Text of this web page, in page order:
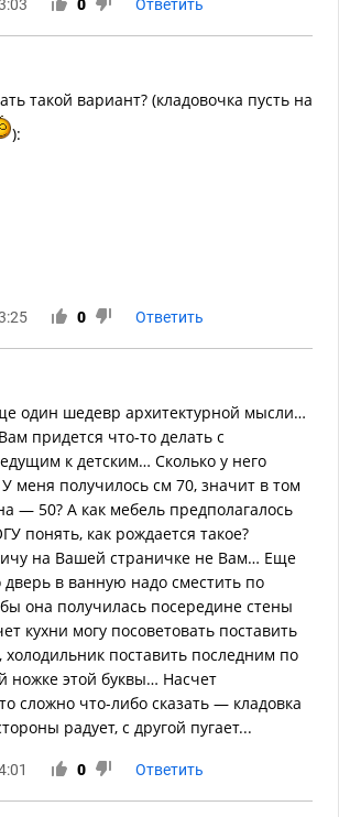
0 Ответить
такой вариант? (кладовочка пусть на
):
0 Ответить
один шедевр архитектурной мысли…
придется что-то делать с
к детским… Сколько у него
меня получилось см 70, значит в том
— 50? А как мебель предполагалось
понять, как рождается такое?
на Вашей страничке не Вам… Еще
дверь в ванную надо сместить по
она получилась посередине стены
кухни могу посоветовать поставить
холодильник поставить последним по
ножке этой буквы… Насчет
сложно что-либо сказать — кладовка
радует, с другой пугает...
0 Ответить